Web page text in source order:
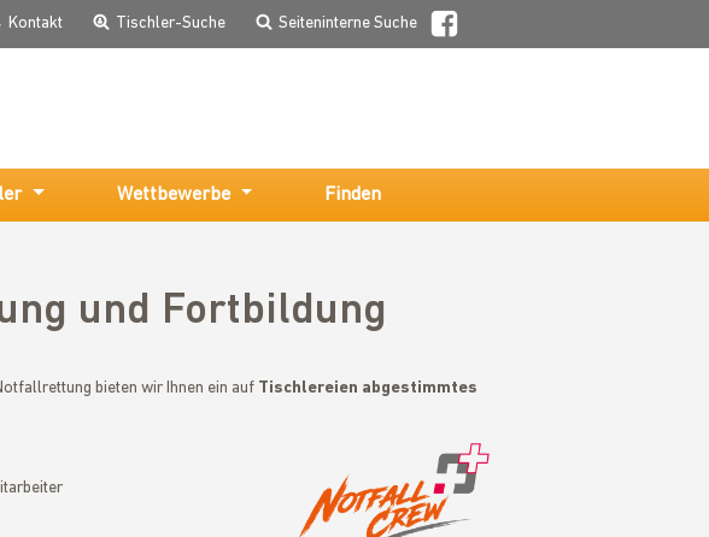
Kontakt Tischler-Suche Seiteninterne Suche
Wettbewerbe Finden
und Fortbildung
bieten wir Ihnen ein auf Tischlereien abgestimmtes